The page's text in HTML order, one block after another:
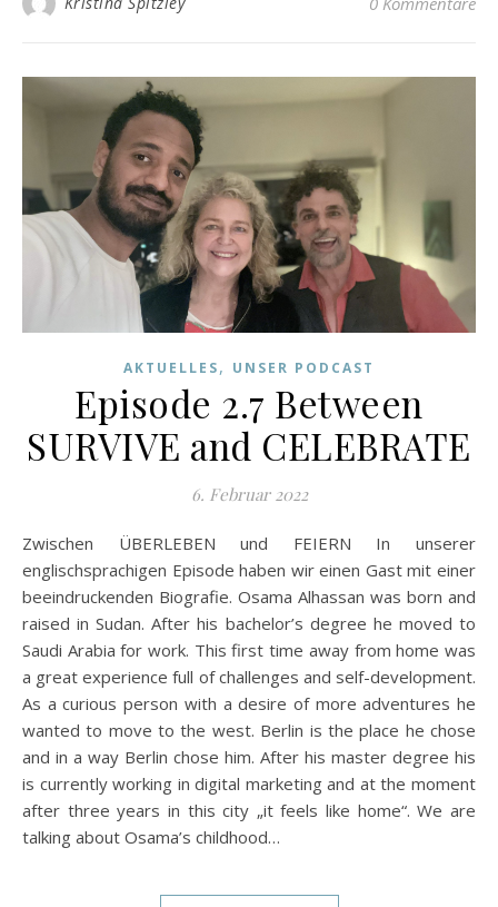
AKTUELLES, UNSER PODCAST
Episode 2.7 Between
SURVIVE and CELEBRATE
6. Februar 2022
Zwischen ÜBERLEBEN und FEIERN In unserer
englischsprachigen Episode haben wir einen Gast mit einer
beeindruckenden Biografie. Osama Alhassan was born and
raised in Sudan. After his bachelor’s degree he moved to
Saudi Arabia for work. This first time away from home was
a great experience full of challenges and self-development.
As a curious person with a desire of more adventures he
wanted to move to the west. Berlin is the place he chose
and in a way Berlin chose him. After his master degree his
is currently working in digital marketing and at the moment
after three years in this city „it feels like home“. We are
talking about Osama’s childhood…